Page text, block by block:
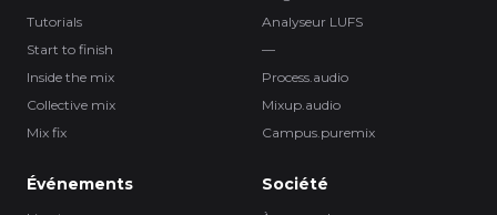
Tutorials
Start to finish
Inside the mix
Collective mix
Mix fix
Analyseur LUFS
—
Process.audio
Mixup.audio
Campus.puremix
Événements Société